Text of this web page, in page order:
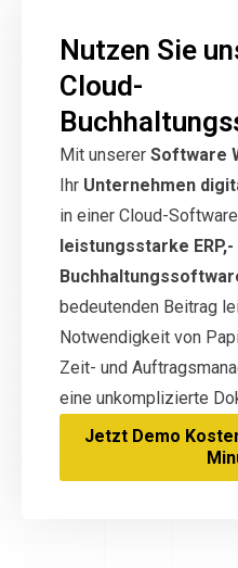
Nutzen Sie
Cloud-
Mit unserer Software
Ihr Unternehmen
in einer Cloud-
leistungsstarke ERP,-
bedeutenden Beitrag
Notwendigkeit von
Zeit- und
eine unkomplizierte
Jetzt Demo